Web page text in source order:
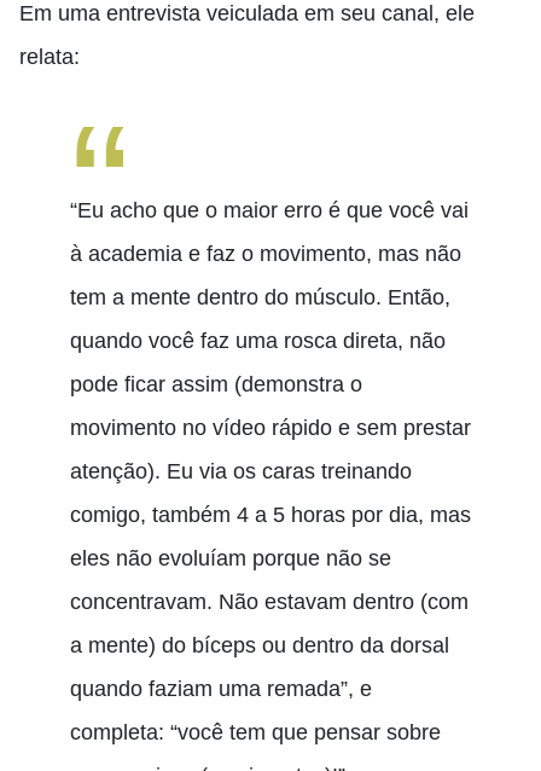
Em uma entrevista veiculada em seu canal, ele
relata:
“Eu acho que o maior erro é que você vai
à academia e faz o movimento, mas não
tem a mente dentro do músculo. Então,
quando você faz uma rosca direta, não
pode ficar assim (demonstra o
movimento no vídeo rápido e sem prestar
atenção). Eu via os caras treinando
comigo, também 4 a 5 horas por dia, mas
eles não evoluíam porque não se
concentravam. Não estavam dentro (com
a mente) do bíceps ou dentro da dorsal
quando faziam uma remada”, e
completa: “você tem que pensar sobre